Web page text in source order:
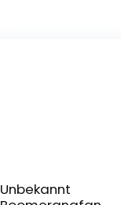
Unbekannt